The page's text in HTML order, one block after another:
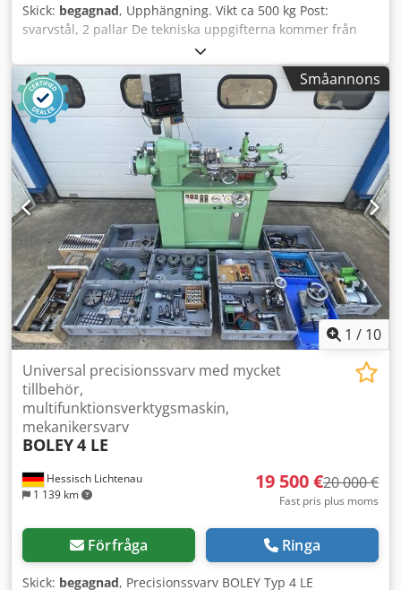
Skick: begagnad, Upphängning. Vikt ca 500 kg Post:
svarvstål, 2 pallar De tekniska uppgifterna kommer från
tillverkaren eller operatören och är därför icke-bindande
för oss. Mellanförsäljning förbehålls; enbart våra allmänna
affärs- och försäljningsvillkor gäller. Om oss mer än 400
egna maskiner i lager över 15 000 m² lageryta,
krankapacitet 70 ton Dedoyyczqspfx Al Rjck mer än 10 000
artiklar av tillbehör för din verkstad Vill du sälja maskiner,
produktionslinjer eller din verksamhet, kontakta oss gärna.
Fler erbjudanden hittar du på vår webbplats. Visning är
möjlig efter överenskommelse. Vi ser fram emot ditt besök.
Ditt Markus Hirsch-team
Småannons
1 / 10
Hessisch Lichtenau
1 139 km
Universal precisionssvarv med mycket
tillbehör,
multifunktionsverktygsmaskin,
mekanikersvarv
BOLEY4 LE
19 500 €20 000 €
Fast pris plus moms
Förfråga Ringa
Skick: begagnad, Precisionssvarv BOLEY Typ 4 LE